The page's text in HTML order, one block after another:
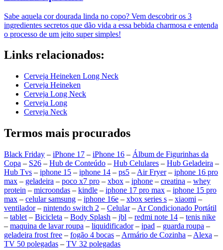
Sabe aquela cor dourada linda no copo? Vem descobrir os 3
ingredientes secretos que dão vida a essa bebida charmosa e entenda
o processo de um jeito super simples!
Links relacionados:
Cerveja Heineken Long Neck
Cerveja Heineken
Cerveja Long Neck
Cerveja Long
Cerveja Neck
Termos mais procurados
Black Friday – iPhone 17 – iPhone 16 – Álbum de Figurinhas da
Copa – S26 – Hub de Conteúdo – Hub Celulares – Hub Geladeira –
Hub Tvs – iphone 15 – iphone 14 – ps5 – Air Fryer– iphone 16 pro
max – geladeira – poco x7 pro – xbox – iphone – creatina – whey
protein – microondas – kindle – iphone 17 pro max – iphone 15 pro
max – celular samsung – iphone 16e – xbox series s – xiaomi –
ventilador– nintendo switch 2 – Celular– Ar Condicionado Portátil
– tablet – Bicicleta – Body Splash – jbl – redmi note 14 – tenis nike
– maquina de lavar roupa – liquidificador– ipad – guarda roupa –
geladeira frost free – fogão 4 bocas – Armário de Cozinha – Alexa –
TV 50 polegadas – TV 32 polegadas